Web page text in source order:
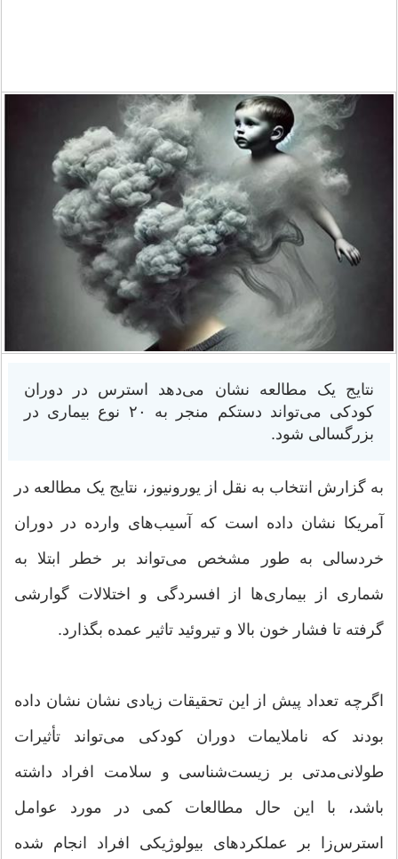
نتایج یک مطالعه نشان می‌دهد استرس در دوران
کودکی می‌تواند دستکم منجر به ۲۰ نوع بیماری‌ در
بزرگسالی شود.
به گزارش انتخاب به نقل از یورونیوز، نتایج یک مطالعه در
آمریکا نشان داده است که آسیب‌های وارده در دوران
خردسالی به طور مشخص می‌تواند بر خطر ابتلا به
شماری از بیماری‌ها از افسردگی و اختلالات گوارشی
گرفته تا فشار خون بالا و تیروئید تاثیر عمده بگذارد.
اگرچه تعداد پیش از این تحقیقات زیادی نشان نشان داده
بودند که ناملایمات دوران کودکی می‌تواند تأثیرات
طولانی‌مدتی بر زیست‌شناسی و سلامت افراد داشته
باشد، با این حال مطالعات کمی در مورد عوامل
استرس‌زا بر عملکردهای بیولوژیکی افراد انجام شده